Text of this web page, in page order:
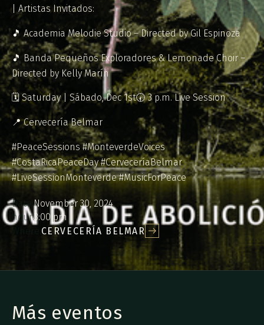
| Artistas Invitados:
🎵 Academia Melodie Studio – Directed by Gil Espinoza
🎵 Banda Pequeños Exploradores & Lemonade Choir –
Directed by Kelly Marín
🗓️ Saturday | Sábado, Dec 1st🕢 3 p.m. Live Session
📍 Cervecería Belmar
#PeaceSessions #MonteverdeVoices
#CostaRicaPeaceDay #CerveceríaBelmar
#LiveSessionMonteverde #MusicForPeace
Date:November 30, 2024
hour:3:00 pm
CERVECERÍA BELMAR
Más eventos